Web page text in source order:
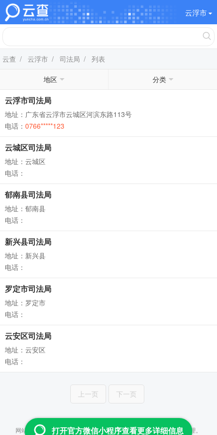
云浮市
云查 / 云浮市 / 司法局 / 列表
地区 分类
云浮市司法局
地址：广东省云浮市云城区河滨东路113号
电话： 0766*****123
云城区司法局
地址：云城区
电话：
郁南县司法局
地址：郁南县
电话：
新兴县司法局
地址：新兴县
电话：
罗定市司法局
地址：罗定市
电话：
云安区司法局
地址：云安区
电话：
上一页 下一页
Copyright © 2013-2026 云查 All Rights Reserved
网站所提供数据均来自政府及事业单位公开信息，并通过人工进行整理。
打开官方微信小程序查看更多详细信息